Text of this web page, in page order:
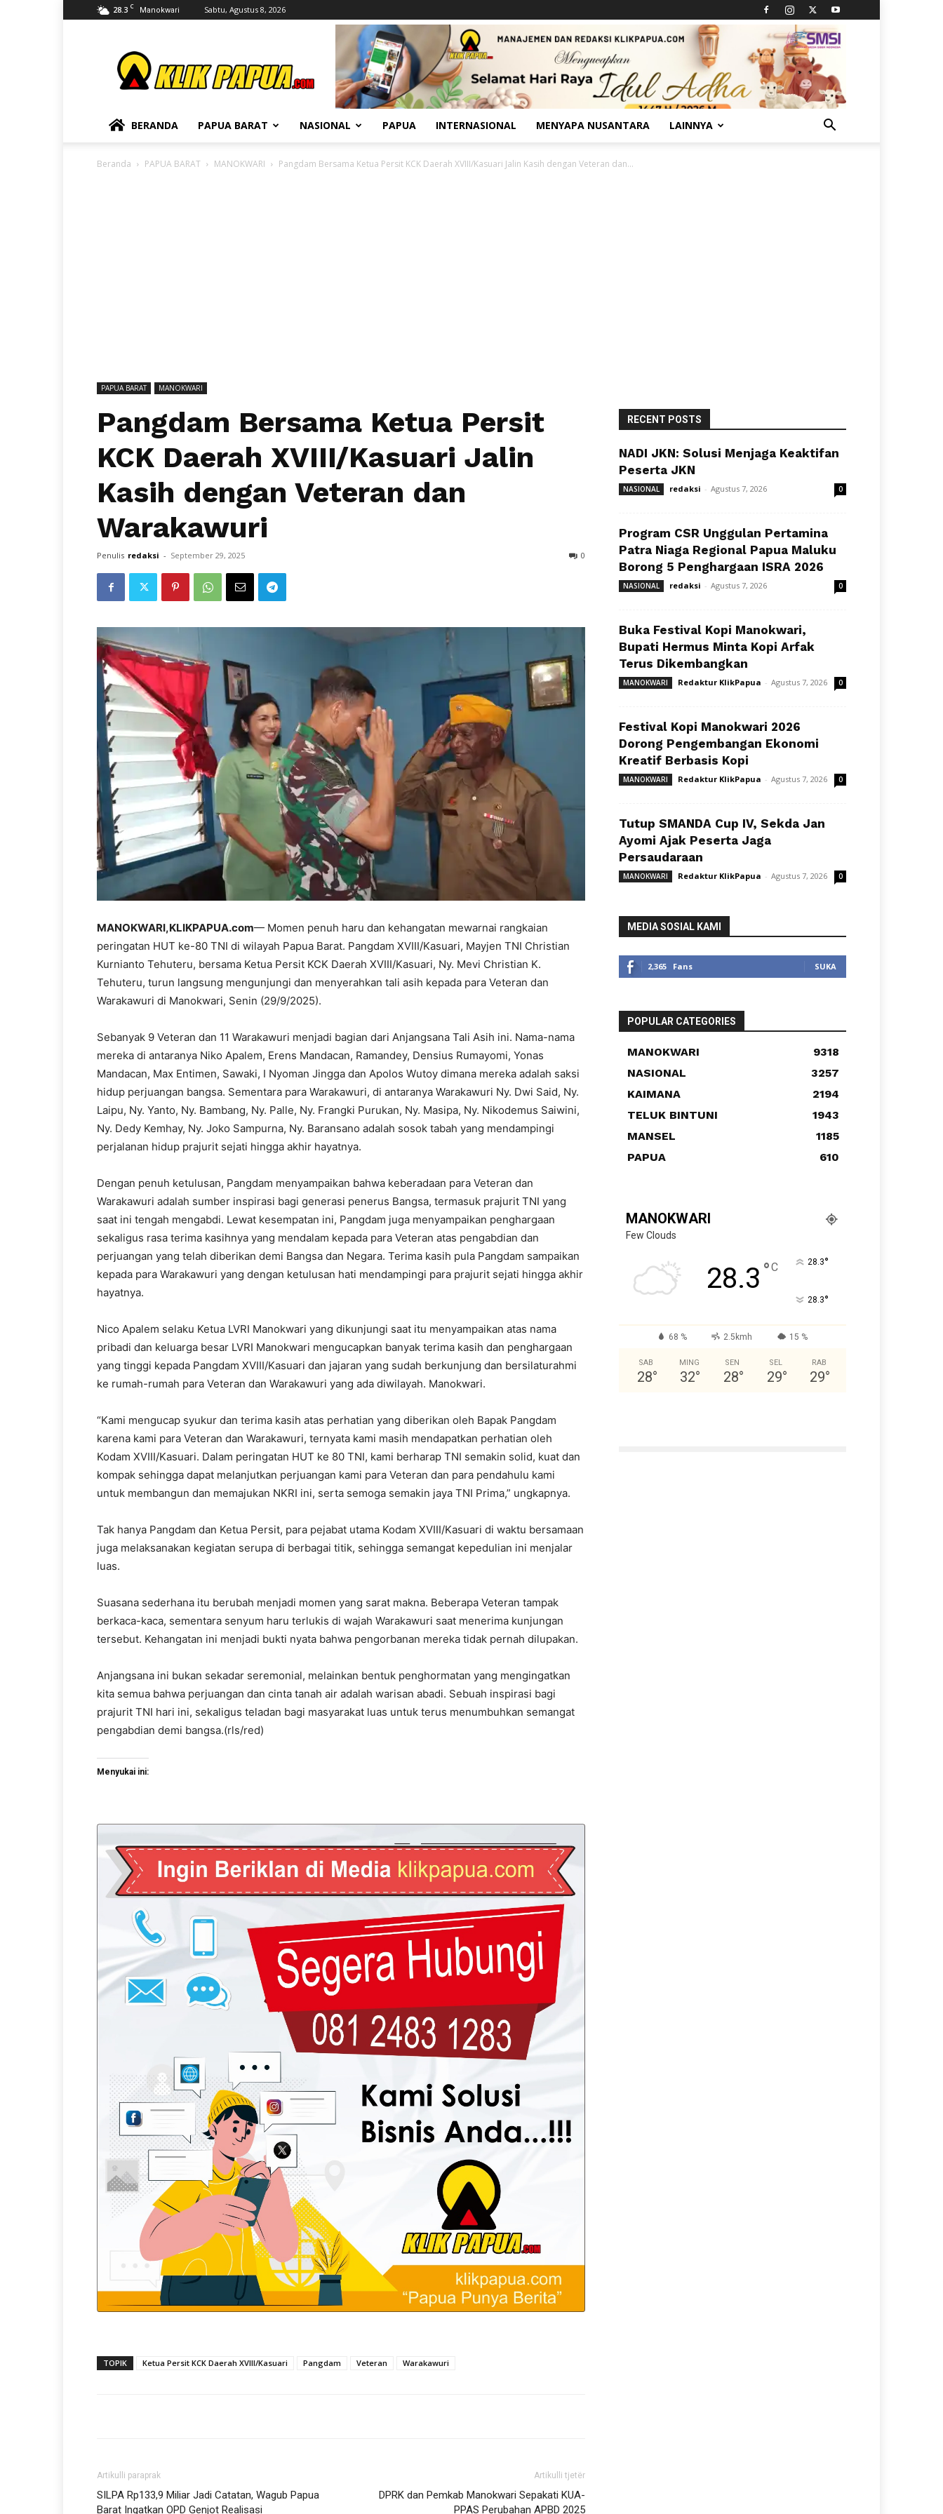
28.3 C Manokwari Sabtu, Agustus 8, 2026
BERANDA PAPUA BARAT NASIONAL PAPUA INTERNASIONAL MENYAPA NUSANTARA LAINNYA
Beranda PAPUA BARAT MANOKWARI Pangdam Bersama Ketua Persit KCK Daerah XVIII/Kasuari Jalin Kasih dengan Veteran dan...
PAPUA BARAT MANOKWARI
Pangdam Bersama Ketua Persit
KCK Daerah XVIII/Kasuari Jalin
Kasih dengan Veteran dan
Warakawuri
Penulis redaksi - September 29, 2025 0
MANOKWARI,KLIKPAPUA.com— Momen penuh haru dan kehangatan mewarnai rangkaian
peringatan HUT ke-80 TNI di wilayah Papua Barat. Pangdam XVIII/Kasuari, Mayjen TNI Christian
Kurnianto Tehuteru, bersama Ketua Persit KCK Daerah XVIII/Kasuari, Ny. Mevi Christian K.
Tehuteru, turun langsung mengunjungi dan menyerahkan tali asih kepada para Veteran dan
Warakawuri di Manokwari, Senin (29/9/2025).
Sebanyak 9 Veteran dan 11 Warakawuri menjadi bagian dari Anjangsana Tali Asih ini. Nama-nama
mereka di antaranya Niko Apalem, Erens Mandacan, Ramandey, Densius Rumayomi, Yonas
Mandacan, Max Entimen, Sawaki, I Nyoman Jingga dan Apolos Wutoy dimana mereka adalah saksi
hidup perjuangan bangsa. Sementara para Warakawuri, di antaranya Warakawuri Ny. Dwi Said, Ny.
Laipu, Ny. Yanto, Ny. Bambang, Ny. Palle, Ny. Frangki Purukan, Ny. Masipa, Ny. Nikodemus Saiwini,
Ny. Dedy Kemhay, Ny. Joko Sampurna, Ny. Baransano adalah sosok tabah yang mendampingi
perjalanan hidup prajurit sejati hingga akhir hayatnya.
Dengan penuh ketulusan, Pangdam menyampaikan bahwa keberadaan para Veteran dan
Warakawuri adalah sumber inspirasi bagi generasi penerus Bangsa, termasuk prajurit TNI yang
saat ini tengah mengabdi. Lewat kesempatan ini, Pangdam juga menyampaikan penghargaan
sekaligus rasa terima kasihnya yang mendalam kepada para Veteran atas pengabdian dan
perjuangan yang telah diberikan demi Bangsa dan Negara. Terima kasih pula Pangdam sampaikan
kepada para Warakawuri yang dengan ketulusan hati mendampingi para prajurit sejati hingga akhir
hayatnya.
Nico Apalem selaku Ketua LVRI Manokwari yang dikunjungi saat itu menyampaikan atas nama
pribadi dan keluarga besar LVRI Manokwari mengucapkan banyak terima kasih dan penghargaan
yang tinggi kepada Pangdam XVIII/Kasuari dan jajaran yang sudah berkunjung dan bersilaturahmi
ke rumah-rumah para Veteran dan Warakawuri yang ada diwilayah. Manokwari.
“Kami mengucap syukur dan terima kasih atas perhatian yang diberikan oleh Bapak Pangdam
karena kami para Veteran dan Warakawuri, ternyata kami masih mendapatkan perhatian oleh
Kodam XVIII/Kasuari. Dalam peringatan HUT ke 80 TNI, kami berharap TNI semakin solid, kuat dan
kompak sehingga dapat melanjutkan perjuangan kami para Veteran dan para pendahulu kami
untuk membangun dan memajukan NKRI ini, serta semoga semakin jaya TNI Prima,” ungkapnya.
Tak hanya Pangdam dan Ketua Persit, para pejabat utama Kodam XVIII/Kasuari di waktu bersamaan
juga melaksanakan kegiatan serupa di berbagai titik, sehingga semangat kepedulian ini menjalar
luas.
Suasana sederhana itu berubah menjadi momen yang sarat makna. Beberapa Veteran tampak
berkaca-kaca, sementara senyum haru terlukis di wajah Warakawuri saat menerima kunjungan
tersebut. Kehangatan ini menjadi bukti nyata bahwa pengorbanan mereka tidak pernah dilupakan.
Anjangsana ini bukan sekadar seremonial, melainkan bentuk penghormatan yang mengingatkan
kita semua bahwa perjuangan dan cinta tanah air adalah warisan abadi. Sebuah inspirasi bagi
prajurit TNI hari ini, sekaligus teladan bagi masyarakat luas untuk terus menumbuhkan semangat
pengabdian demi bangsa.(rls/red)
Menyukai ini:
TOPIK Ketua Persit KCK Daerah XVIII/Kasuari Pangdam Veteran Warakawuri
Artikulli paraprak
SILPA Rp133,9 Miliar Jadi Catatan, Wagub Papua
Barat Ingatkan OPD Genjot Realisasi
Artikulli tjetër
DPRK dan Pemkab Manokwari Sepakati KUA-
PPAS Perubahan APBD 2025
RECENT POSTS
NADI JKN: Solusi Menjaga Keaktifan
Peserta JKN
NASIONAL redaksi - Agustus 7, 2026 0
Program CSR Unggulan Pertamina
Patra Niaga Regional Papua Maluku
Borong 5 Penghargaan ISRA 2026
NASIONAL redaksi - Agustus 7, 2026 0
Buka Festival Kopi Manokwari,
Bupati Hermus Minta Kopi Arfak
Terus Dikembangkan
MANOKWARI Redaktur KlikPapua - Agustus 7, 2026 0
Festival Kopi Manokwari 2026
Dorong Pengembangan Ekonomi
Kreatif Berbasis Kopi
MANOKWARI Redaktur KlikPapua - Agustus 7, 2026 0
Tutup SMANDA Cup IV, Sekda Jan
Ayomi Ajak Peserta Jaga
Persaudaraan
MANOKWARI Redaktur KlikPapua - Agustus 7, 2026 0
MEDIA SOSIAL KAMI
2,365 Fans SUKA
POPULAR CATEGORIES
MANOKWARI
9318
NASIONAL
3257
KAIMANA
2194
TELUK BINTUNI
1943
MANSEL
1185
PAPUA
610
MANOKWARI
Few Clouds
28.3 °C 28.3°
28.3°
68 % 2.5kmh 15 %
SAB
28°
MING
32°
SEN
28°
SEL
29°
RAB
29°